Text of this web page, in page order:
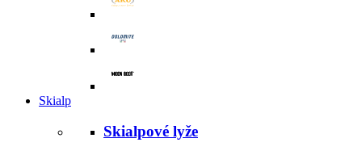
Skialp
Skialpové lyže